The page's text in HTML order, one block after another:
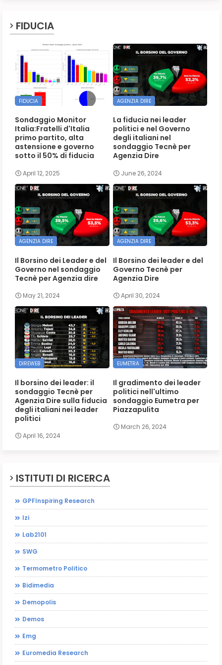
FIDUCIA
FIDUCIA
Sondaggio Monitor
Italia:Fratelli d'Italia
primo partito, alta
astensione e governo
sotto il 50% di fiducia
April 12, 2025
AGENZIA DIRE
La fiducia nei leader
politici e nel Governo
degli italiani nel
sondaggio Tecnè per
Agenzia Dire
June 26, 2024
AGENZIA DIRE
Il Borsino dei Leader e del
Governo nel sondaggio
Tecnè per Agenzia dire
May 21, 2024
AGENZIA DIRE
Il Borsino dei leader e del
Governo Tecnè per
Agenzia Dire
April 30, 2024
DIREWEB
Il borsino dei leader: il
sondaggio Tecnè per
Agenzia Dire sulla fiducia
degli italiani nei leader
politici
April 16, 2024
EUMETRA
Il gradimento dei leader
politici nell'ultimo
sondaggio Eumetra per
Piazzapulita
March 26, 2024
ISTITUTI DI RICERCA
GPFInspiring Research
Izi
Lab2101
SWG
Termometro Politico
Bidimedia
Demopolis
Demos
Emg
Euromedia Research